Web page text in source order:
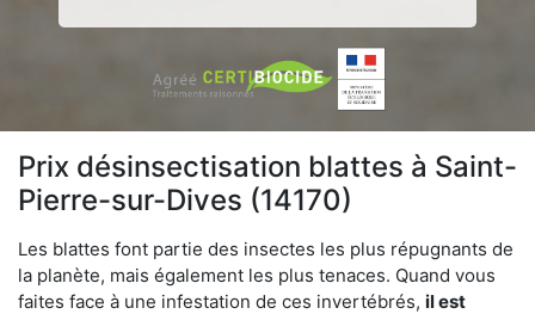
Prix désinsectisation blattes à Saint-
Pierre-sur-Dives (14170)
Les blattes font partie des insectes les plus répugnants de
la planète, mais également les plus tenaces. Quand vous
faites face à une infestation de ces invertébrés, il est